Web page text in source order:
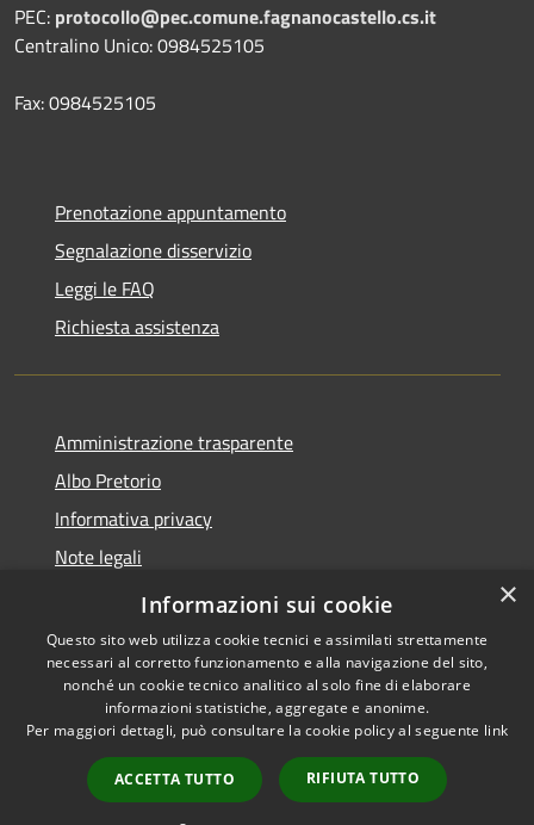
PEC: protocollo@pec.comune.fagnanocastello.cs.it
Centralino Unico: 0984525105
Fax: 0984525105
Prenotazione appuntamento
Segnalazione disservizio
Leggi le FAQ
Richiesta assistenza
Amministrazione trasparente
Albo Pretorio
Informativa privacy
Note legali
Dichiarazione di accessibilità
Accessibilità
Copyright © 2026 • Comune di
Fagnano Castello • Powered by
Municipium•
Accesso
redazione
×
Informazioni sui cookie
Questo sito web utilizza cookie tecnici e assimilati strettamente
necessari al corretto funzionamento e alla navigazione del sito,
nonché un cookie tecnico analitico al solo fine di elaborare
informazioni statistiche, aggregate e anonime.
Per maggiori dettagli, può consultare la cookie policy al seguente link
ACCETTA TUTTO RIFIUTA TUTTO